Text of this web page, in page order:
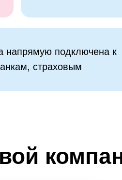
напрямую подключена к
страховым